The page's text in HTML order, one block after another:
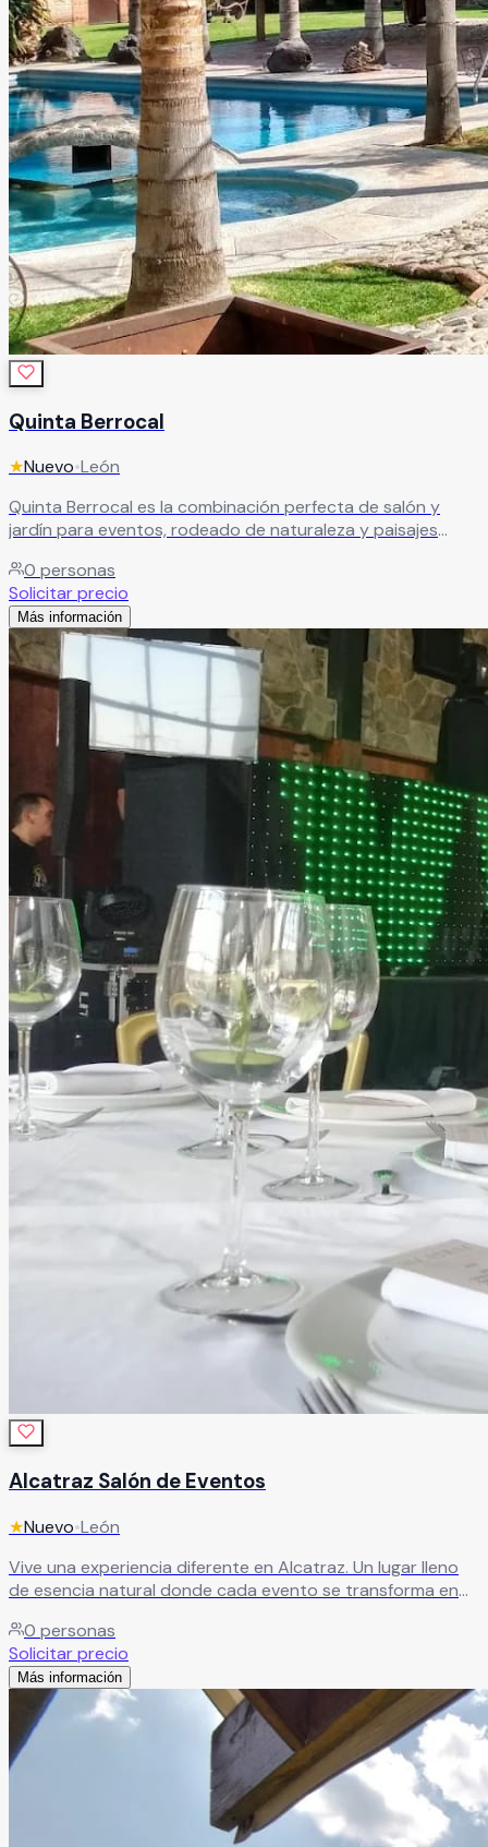
Quinta Berrocal
★Nuevo•León
Quinta Berrocal es la combinación perfecta de salón y
jardín para eventos, rodeado de naturaleza y paisajes
elegantes como bodas, XV años, bautizos, graduaciones y
eventos empresariales, con capacidad a partir de 150
adultosLeer más
0 personas
Solicitar precio
Más información
Alcatraz Salón de Eventos
★Nuevo•León
Vive una experiencia diferente en Alcatraz. Un lugar lleno
de esencia natural donde cada evento se transforma en
0 personas
Solicitar precio
Más información